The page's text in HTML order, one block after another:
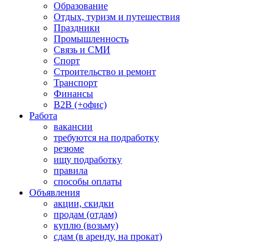
Образование
Отдых, туризм и путешествия
Праздники
Промышленность
Связь и СМИ
Спорт
Строительство и ремонт
Транспорт
Финансы
B2B (+офис)
Работа
вакансии
требуются на подработку
резюме
ищу подработку
правила
способы оплаты
Объявления
акции, скидки
продам (отдам)
куплю (возьму)
сдам (в аренду, на прокат)